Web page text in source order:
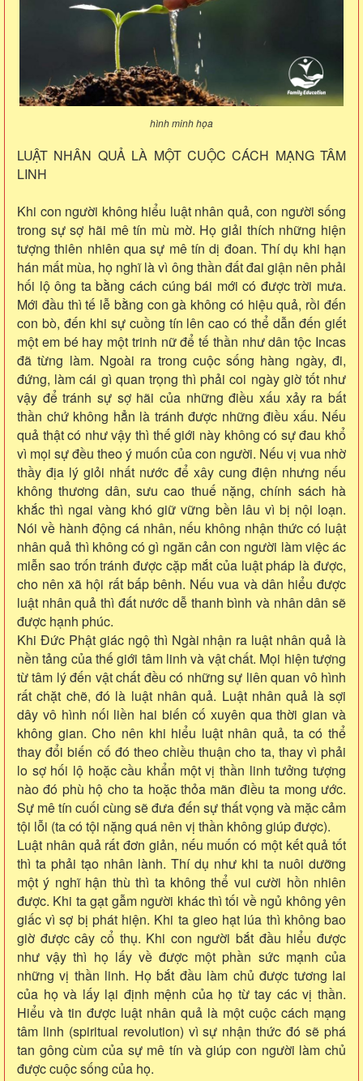
hình minh họa
LUẬT NHÂN QUẢ LÀ MỘT CUỘC CÁCH MẠNG TÂM
LINH
Khi con người không hiểu luật nhân quả, con người sống
trong sự sợ hãi mê tín mù mờ. Họ giải thích những hiện
tượng thiên nhiên qua sự mê tín dị đoan. Thí dụ khi hạn
hán mất mùa, họ nghĩ là vì ông thần đất đai giận nên phải
hối lộ ông ta bằng cách cúng bái mới có được trời mưa.
Mới đầu thì tế lễ bằng con gà không có hiệu quả, rồi đến
con bò, đến khi sự cuồng tín lên cao có thể dẫn đến giết
một em bé hay một trinh nữ để tế thần như dân tộc Incas
đã từng làm. Ngoài ra trong cuộc sống hàng ngày, đi,
đứng, làm cái gì quan trọng thì phải coi ngày giờ tốt như
vậy để tránh sự sợ hãi của những điều xấu xảy ra bất
thần chứ không hẳn là tránh được những điều xấu. Nếu
quả thật có như vậy thì thế giới này không có sự đau khổ
vì mọi sự đều theo ý muốn của con người. Nếu vị vua nhờ
thầy địa lý giỏi nhất nước để xây cung điện nhưng nếu
không thương dân, sưu cao thuế nặng, chính sách hà
khắc thì ngai vàng khó giữ vững bền lâu vì bị nội loạn.
Nói về hành động cá nhân, nếu không nhận thức có luật
nhân quả thì không có gì ngăn cản con người làm việc ác
miễn sao trốn tránh được cặp mắt của luật pháp là được,
cho nên xã hội rất bấp bênh. Nếu vua và dân hiểu được
luật nhân quả thì đất nước dễ thanh bình và nhân dân sẽ
được hạnh phúc.
Khi Đức Phật giác ngộ thì Ngài nhận ra luật nhân quả là
nền tảng của thế giới tâm linh và vật chất. Mọi hiện tượng
từ tâm lý đến vật chất đều có những sự liên quan vô hình
rất chặt chẽ, đó là luật nhân quả. Luật nhân quả là sợi
dây vô hình nối liền hai biến cố xuyên qua thời gian và
không gian. Cho nên khi hiểu luật nhân quả, ta có thể
thay đổi biến cố đó theo chiều thuận cho ta, thay vì phải
lo sợ hối lộ hoặc cầu khẩn một vị thần linh tưởng tượng
nào đó phù hộ cho ta hoặc thỏa mãn điều ta mong ước.
Sự mê tín cuối cùng sẽ đưa đến sự thất vọng và mặc cảm
tội lỗi (ta có tội nặng quá nên vị thần không giúp được).
Luật nhân quả rất đơn giản, nếu muốn có một kết quả tốt
thì ta phải tạo nhân lành. Thí dụ như khi ta nuôi dưỡng
một ý nghĩ hận thù thì ta không thể vui cười hồn nhiên
được. Khi ta gạt gẫm người khác thì tối về ngủ không yên
giấc vì sợ bị phát hiện. Khi ta gieo hạt lúa thì không bao
giờ được cây cổ thụ. Khi con người bắt đầu hiểu được
như vậy thì họ lấy về được một phần sức mạnh của
những vị thần linh. Họ bắt đầu làm chủ được tương lai
của họ và lấy lại định mệnh của họ từ tay các vị thần.
Hiểu và tin được luật nhân quả là một cuộc cách mạng
tâm linh (spiritual revolution) vì sự nhận thức đó sẽ phá
tan gông cùm của sự mê tín và giúp con người làm chủ
được cuộc sống của họ.